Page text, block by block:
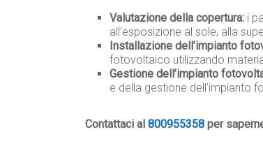
Valutazione della copertura: i
all’esposizione al sole, alla
Installazione dell’impianto
fotovoltaico utilizzando
Gestione dell’impianto
e della gestione dell’impianto
Contattaci al 800955358 per